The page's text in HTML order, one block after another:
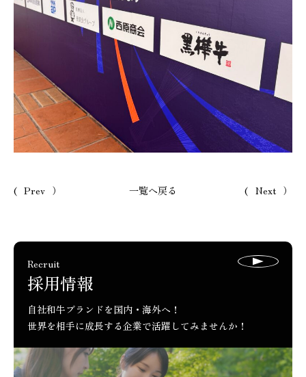
ページ送り
一覧へ戻る
Prev Next
Recruit
採用情報
自社和牛ブランドを国内・海外へ！
世界を相手に成長する企業で活躍してみませんか！